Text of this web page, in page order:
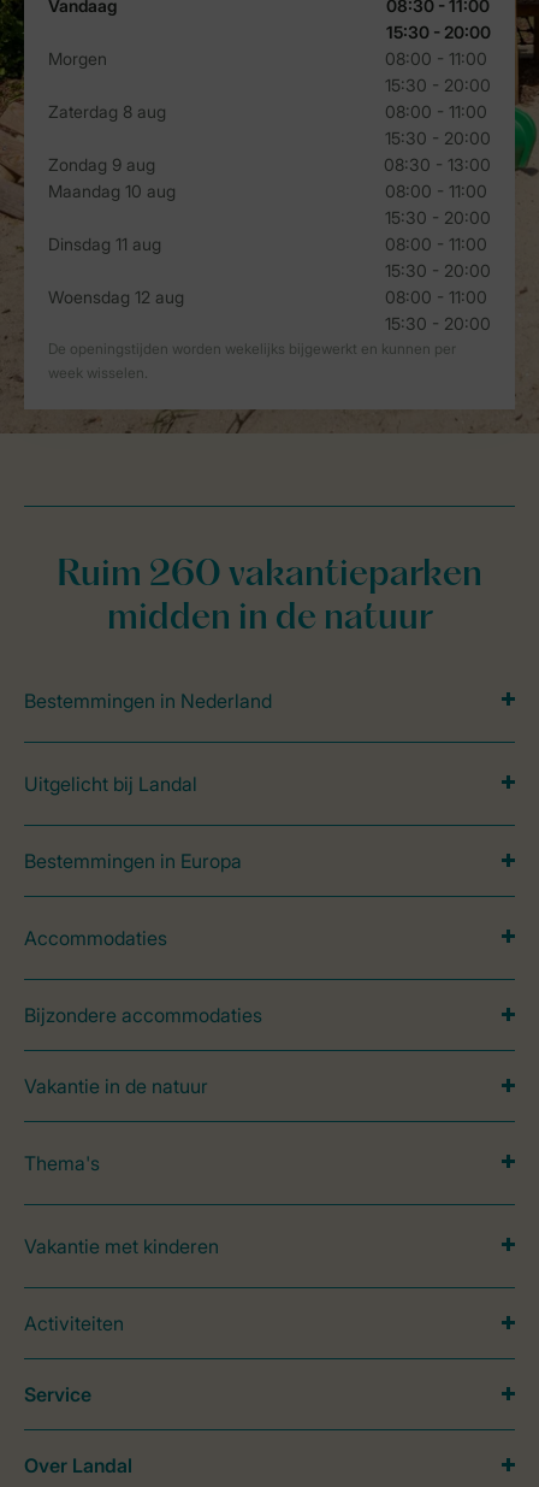
Ruim 260 vakantieparken
midden in de natuur
Bestemmingen in Nederland
Uitgelicht bij Landal
Bestemmingen in Europa
Accommodaties
Bijzondere accommodaties
Vakantie in de natuur
Thema's
Vakantie met kinderen
Activiteiten
Service
Over Landal